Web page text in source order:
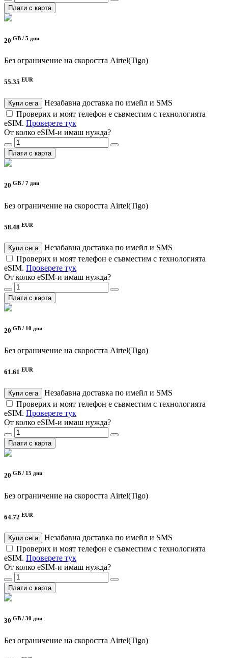
Плати с карта
20 GB / 5 дни
Без ограничение на скоростта Airtel(Tigo)
55.35 EUR
Купи сега
Незабавна доставка по имейл и SMS
Проверих и моят телефон е съвместим с технологията
eSIM. Проверете тук
От колко eSIM-и имаш нужда?
Плати с карта
20 GB / 7 дни
Без ограничение на скоростта Airtel(Tigo)
58.48 EUR
Купи сега
Незабавна доставка по имейл и SMS
Проверих и моят телефон е съвместим с технологията
eSIM. Проверете тук
От колко eSIM-и имаш нужда?
Плати с карта
20 GB / 10 дни
Без ограничение на скоростта Airtel(Tigo)
61.61 EUR
Купи сега
Незабавна доставка по имейл и SMS
Проверих и моят телефон е съвместим с технологията
eSIM. Проверете тук
От колко eSIM-и имаш нужда?
Плати с карта
20 GB / 15 дни
Без ограничение на скоростта Airtel(Tigo)
64.72 EUR
Купи сега
Незабавна доставка по имейл и SMS
Проверих и моят телефон е съвместим с технологията
eSIM. Проверете тук
От колко eSIM-и имаш нужда?
Плати с карта
30 GB / 30 дни
Без ограничение на скоростта Airtel(Tigo)